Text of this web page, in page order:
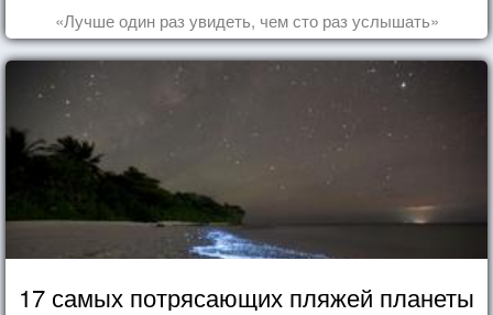
«Лучше один раз увидеть, чем сто раз услышать»
17 самых потрясающих пляжей планеты